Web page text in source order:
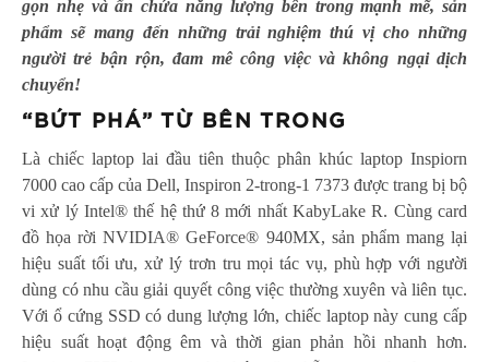
gọn nhẹ và ẩn chứa năng lượng bên trong mạnh mẽ, sản
phẩm sẽ mang đến những trải nghiệm thú vị cho những
người trẻ bận rộn, đam mê công việc và không ngại dịch
chuyển!
“BỨT PHÁ” TỪ BÊN TRONG
Là chiếc laptop lai đầu tiên thuộc phân khúc laptop Inspiorn
7000 cao cấp của Dell, Inspiron 2-trong-1 7373 được trang bị bộ
vi xử lý Intel® thế hệ thứ 8 mới nhất KabyLake R. Cùng card
đồ họa rời NVIDIA® GeForce® 940MX, sản phẩm mang lại
hiệu suất tối ưu, xử lý trơn tru mọi tác vụ, phù hợp với người
dùng có nhu cầu giải quyết công việc thường xuyên và liên tục.
Với ổ cứng SSD có dung lượng lớn, chiếc laptop này cung cấp
hiệu suất hoạt động êm và thời gian phản hồi nhanh hơn.